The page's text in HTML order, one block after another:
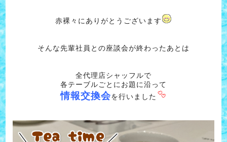
赤裸々にありがとうございます
そんな先輩社員との座談会が終わったあとは
全代理店シャッフルで
各テーブルごとにお題に沿って
情報交換会を行いました